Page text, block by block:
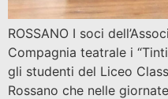
ROSSANO I soci
Compagnia teatrale i
gli studenti del Liceo
Rossano che nelle